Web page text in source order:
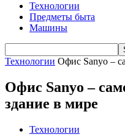
Технологии
Предметы быта
Машины
Технологии Офис Sanyo –
Офис Sanyo –
здание в мире
Технологии